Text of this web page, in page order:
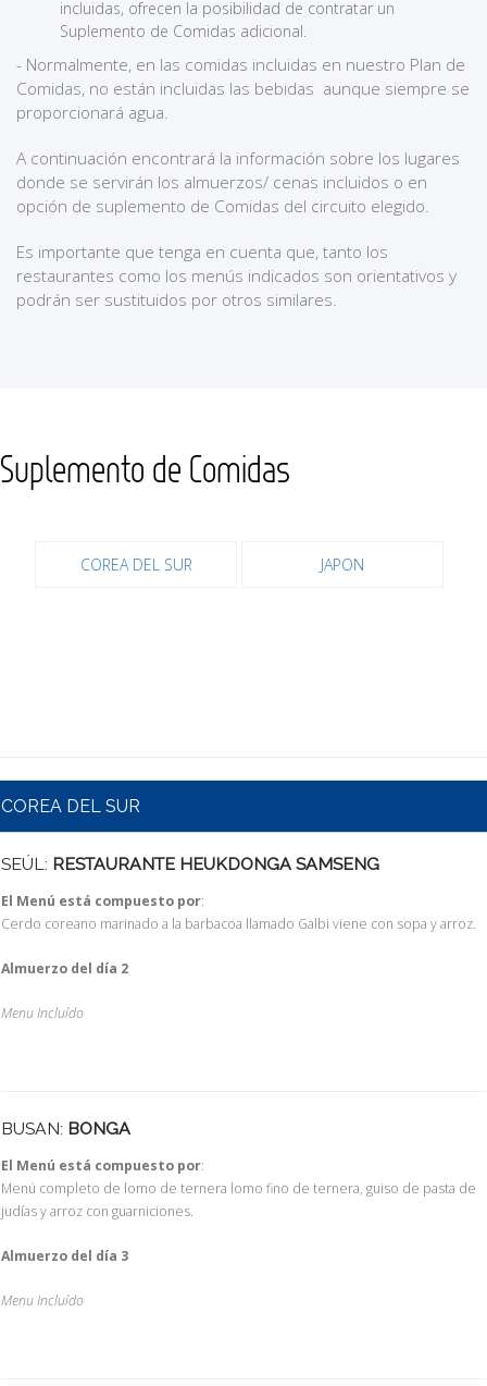
incluidas, ofrecen la posibilidad de contratar un
Suplemento de Comidas adicional.
- Normalmente, en las comidas incluidas en nuestro Plan de
Comidas, no están incluidas las bebidas aunque siempre se
proporcionará agua.
A continuación encontrará la información sobre los lugares
donde se servirán los almuerzos/ cenas incluidos o en
opción de suplemento de Comidas del circuito elegido.
Es importante que tenga en cuenta que, tanto los
restaurantes como los menús indicados son orientativos y
podrán ser sustituidos por otros similares.
Suplemento de Comidas
COREA DEL SUR JAPON
COREA DEL SUR
SEÚL: RESTAURANTE HEUKDONGA SAMSENG
El Menú está compuesto por:
Cerdo coreano marinado a la barbacoa llamado Galbi viene con sopa y arroz.
Almuerzo del día 2
Menu Incluído
BUSAN: BONGA
El Menú está compuesto por:
Menú completo de lomo de ternera lomo fino de ternera, guiso de pasta de
judías y arroz con guarniciones.
Almuerzo del día 3
Menu Incluído